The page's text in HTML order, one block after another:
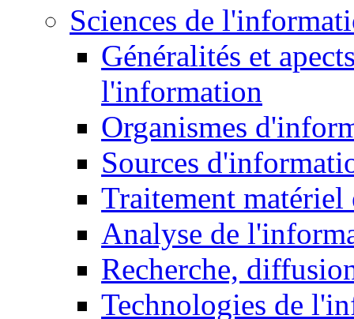
Sciences de
Généralités et
l'information
Organismes
Sources
Traitement matériel
Analyse de
Recherche,
Technologies de